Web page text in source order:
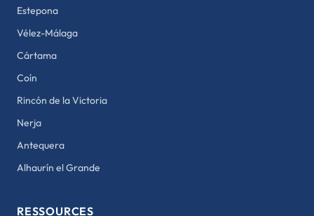
Estepona
Vélez-Málaga
Cártama
Coín
Rincón de la Victoria
Nerja
Antequera
Alhaurín el Grande
RESSOURCES